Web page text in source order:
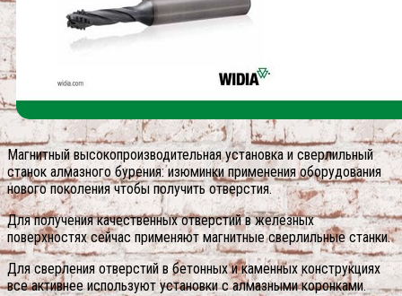
Магнитный высокопроизводительная установка и сверлильный
станок алмазного бурения: изюминки применения оборудования
нового поколения чтобы получить отверстия.
Для получения качественных отверстий в железных
поверхностях сейчас применяют магнитные сверлильные станки.
Для сверления отверстий в бетонных и каменных конструкциях
все активнее используют установки с алмазными коронками.